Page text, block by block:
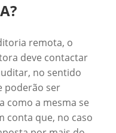
remota, o
deve contactar
no sentido
poderão ser
como a mesma se
conta que, no caso